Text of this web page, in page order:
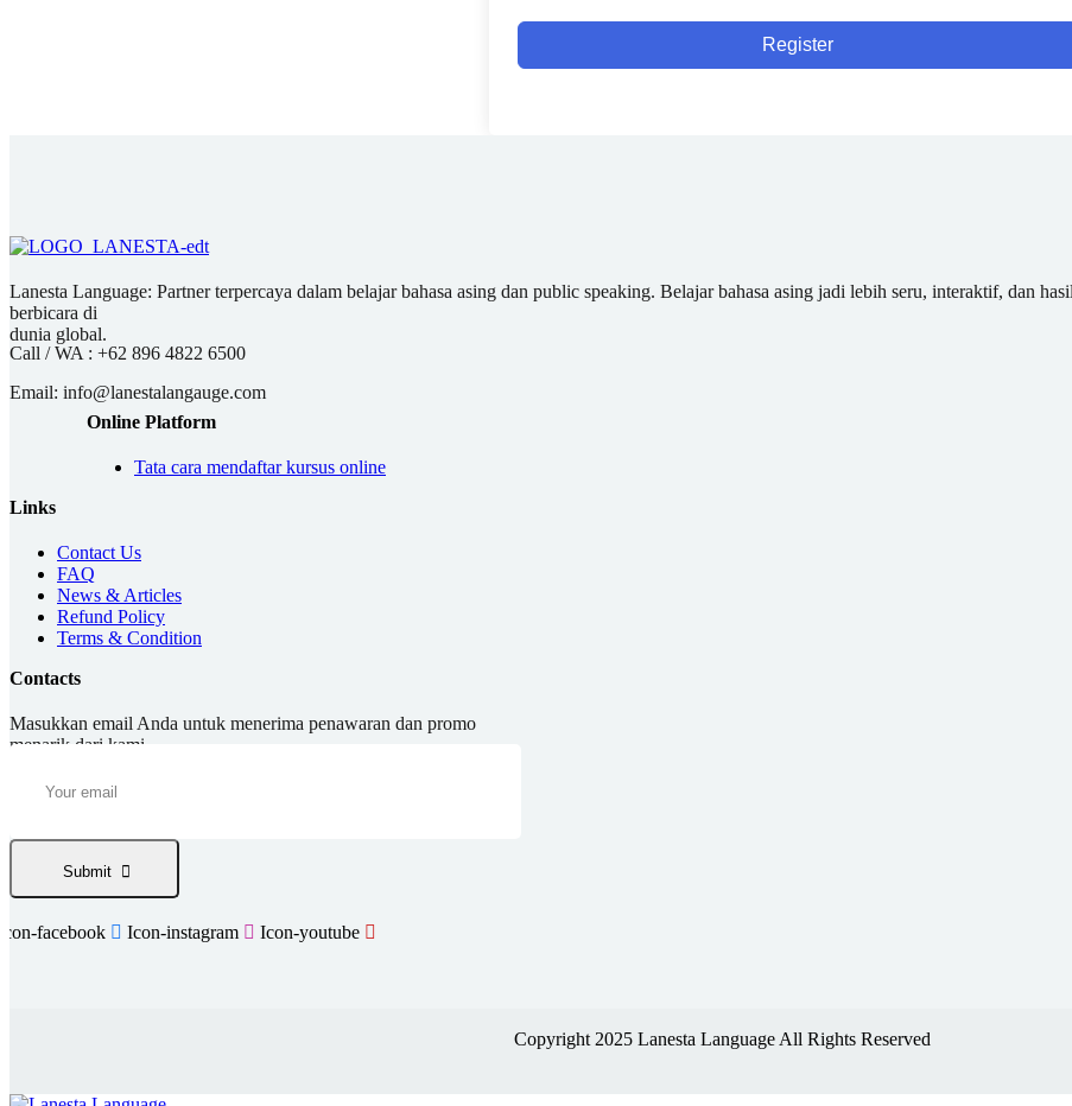
Register
Lanesta Language: Partner terpercaya dalam belajar bahasa asing dan public speaking. Belajar bahasa asing jadi lebih seru, interaktif, dan
berbicara di
dunia global.
Call / WA : +62 896 4822 6500
Email: info@lanestalangauge.com
Online Platform
Tata cara mendaftar kursus online
Links
Contact Us
FAQ
News & Articles
Refund Policy
Terms & Condition
Contacts
Masukkan email Anda untuk menerima penawaran dan promo
menarik dari kami.
Submit
facebook Icon-instagram Icon-youtube
Copyright 2025 Lanesta Language All Rights Reserved